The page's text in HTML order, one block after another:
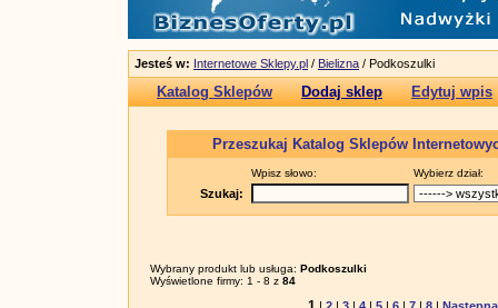
Jesteś w: Internetowe Sklepy.pl / Bielizna / Podkoszulki
Katalog Sklepów Dodaj sklep Edytuj wpis
Przeszukaj Katalog Sklepów
Wpisz słowo: Wybierz dział:
Szukaj:
Wybrany produkt lub usługa: Podkoszulki
Wyświetlone firmy: 1 - 8 z 84